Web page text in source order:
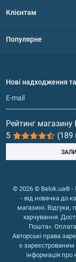
Політика
Обмін та
Клієнтам
Популярне
Протеїн
Гейнери
Вітаміни та
Риб'ячий жир,
Нові надходження та
Рейтинг магазину
5
(189
© 2026 © Belok.ua® -
- від новачка до
магазині.
харчування.
Пошта».
Авторські права
є
інформація про